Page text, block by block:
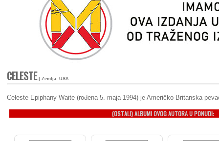
CELESTE| Zemlja: USA
Celeste Epiphany Waite (rođena 5. maja 1994) je Američko-Britanska
(OSTALI) ALBUMI OVOG AUTORA U PONUDI: